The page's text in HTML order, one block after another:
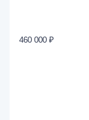
460 000 ₽